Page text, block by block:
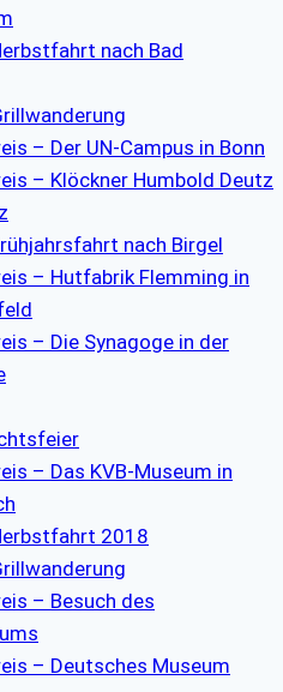
nach Bad
– Der UN-Campus in Bonn
– Klöckner Humbold Deutz
nach Birgel
– Hutfabrik Flemming in
– Die Synagoge in der
– Das KVB-Museum in
2018
– Besuch des
– Deutsches Museum